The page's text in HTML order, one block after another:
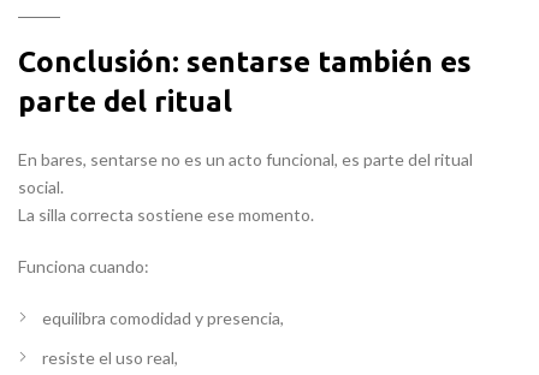
Conclusión: sentarse también es
parte del ritual
En bares, sentarse no es un acto funcional, es parte del ritual
social.
La silla correcta sostiene ese momento.
Funciona cuando:
equilibra comodidad y presencia,
resiste el uso real,